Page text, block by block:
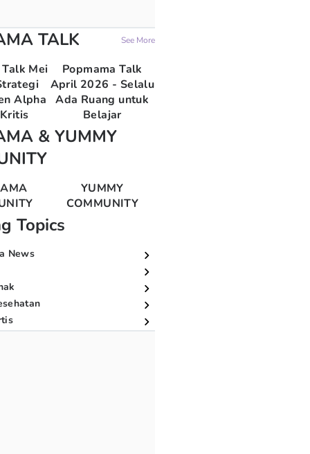
TALK See More
Mei
Alpha
Popmama Talk
April 2026 - Selalu
Ada Ruang untuk
Belajar
& YUMMY
YUMMY
COMMUNITY
Topics
News